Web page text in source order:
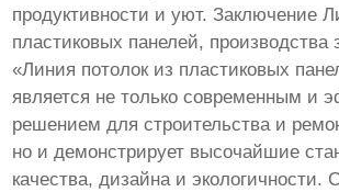
продуктивности и уют. Заключение
пластиковых панелей, производства
«Линия потолок из пластиковых
является не только современным и
решением для строительства и
но и демонстрирует высочайшие
качества, дизайна и экологичности.